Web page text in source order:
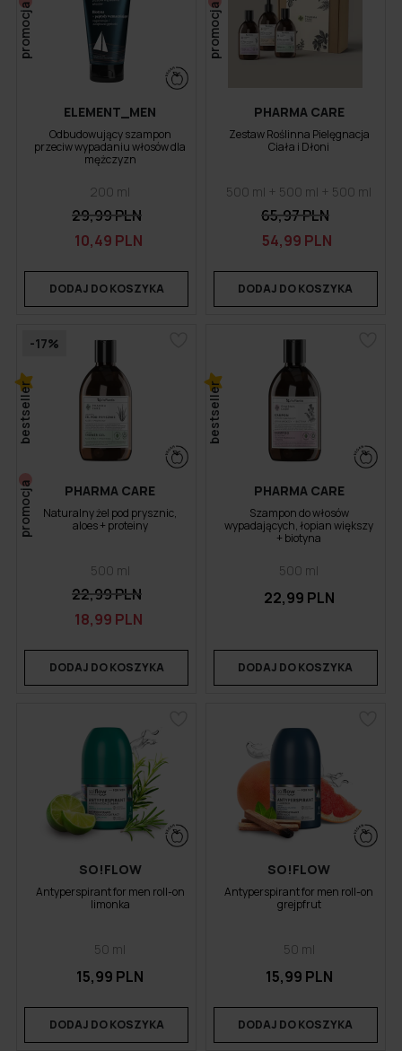
promocja
ELEMENT_MEN
Odbudowujący szampon
przeciw wypadaniu włosów dla
mężczyzn
200 ml
29,99 PLN
10,49 PLN
DODAJ DO KOSZYKA
promocja
PHARMA CARE
Zestaw Roślinna Pielęgnacja
Ciała i Dłoni
500 ml + 500 ml + 500 ml
65,97 PLN
54,99 PLN
DODAJ DO KOSZYKA
-17%
promocja
bestseller
PHARMA CARE
Naturalny żel pod prysznic,
aloes + proteiny
500 ml
22,99 PLN
18,99 PLN
DODAJ DO KOSZYKA
bestseller
PHARMA CARE
Szampon do włosów
wypadających, łopian większy
+ biotyna
500 ml
22,99 PLN
DODAJ DO KOSZYKA
SO!FLOW
Antyperspirant for men roll-on
limonka
50 ml
15,99 PLN
DODAJ DO KOSZYKA
SO!FLOW
Antyperspirant for men roll-on
grejpfrut
50 ml
15,99 PLN
DODAJ DO KOSZYKA